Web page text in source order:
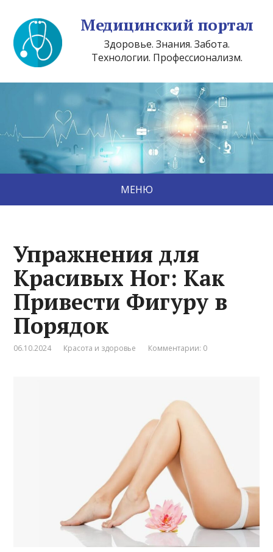
Медицинский портал
Здоровье. Знания. Забота.
Технологии. Профессионализм.
МЕНЮ
Упражнения для
Красивых Ног: Как
Привести Фигуру в
Порядок
06.10.2024 Красота и здоровье Комментарии: 0